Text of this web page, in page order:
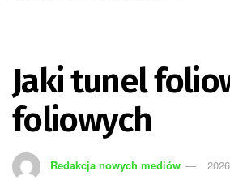
Jaki tunel
foliowych
Redakcja nowych mediów